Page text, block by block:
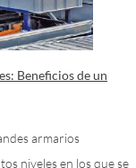
Beneficios de un
armarios
niveles en los que se